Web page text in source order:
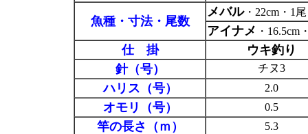
魚種・寸法・尾数
メバル・22cm・1尾
アイナメ ・16.5cm
仕 掛
ウキ釣り
針（号）
チヌ3
ハリス（号） 2.0
オモリ（号） 0.5
竿の長さ（ｍ） 5.3